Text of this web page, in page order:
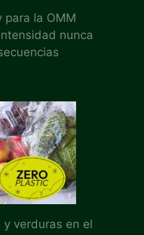
para la OMM
nunca
verduras en el